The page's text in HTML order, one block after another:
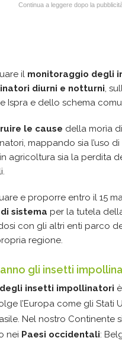
Continua a leggere dopo la
il monitoraggio degli
diurni e notturni,
Ispra e dello schema
le cause della morìa
mappando sia l’uso
agricoltura sia la perdita
e proporre entro il 15
sistema per la tutela
con gli altri enti parco
regione.
gli insetti
insetti impollinatori
l’Europa come gli Stati
Nel nostro Continente
nei Paesi occidentali: